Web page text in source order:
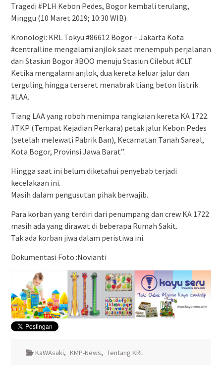
Tragedi #PLH Kebon Pedes, Bogor kembali terulang,
Minggu (10 Maret 2019; 10:30 WIB).
Kronologi: KRL Tokyu #86612 Bogor – Jakarta Kota
#centralline mengalami anjlok saat menempuh perjalanan
dari Stasiun Bogor #BOO menuju Stasiun Cilebut #CLT.
Ketika mengalami anjlok, dua kereta keluar jalur dan
terguling hingga terseret menabrak tiang beton listrik
#LAA.
Tiang LAA yang roboh menimpa rangkaian kereta KA 1722.
#TKP (Tempat Kejadian Perkara) petak jalur Kebon Pedes
(setelah melewati Pabrik Ban), Kecamatan Tanah Sareal,
Kota Bogor, Provinsi Jawa Barat”.
Hingga saat ini belum diketahui penyebab terjadi
kecelakaan ini.
Masih dalam pengusutan pihak berwajib.
Para korban yang terdiri dari penumpang dan crew KA 1722
masih ada yang dirawat di beberapa Rumah Sakit.
Tak ada korban jiwa dalam peristiwa ini.
Dokumentasi Foto :Novianti
KaWAsaki, KMP-News, Tentang KRL